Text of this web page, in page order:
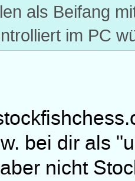
als Beifang
im PC
bei dir als
nicht